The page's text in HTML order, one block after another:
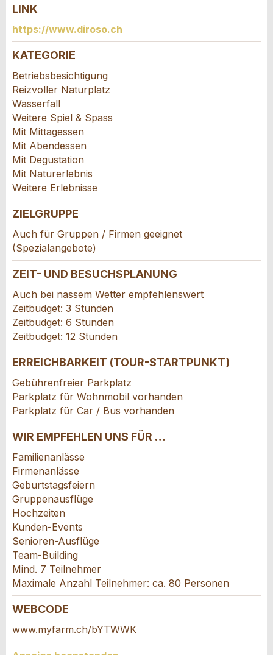
Kontakt
Verfassen Sie eine Nachricht für die
Kontaktpersonen dieser Anzeige.
Nachricht
* Eingabe erforderlich
Zur Qualitätssicherung wird eine Kopie der E-
Mail an guidle und Agrotourismus Schweiz
übermittelt.
NACHRICHT SENDEN
Schliessen
LINK
https://www.diroso.ch
KATEGORIE
Betriebsbesichtigung
Reizvoller Naturplatz
Wasserfall
Weitere Spiel & Spass
Mit Mittagessen
Mit Abendessen
Mit Degustation
Mit Naturerlebnis
Weitere Erlebnisse
ZIELGRUPPE
Auch für Gruppen / Firmen geeignet
(Spezialangebote)
ZEIT- UND BESUCHSPLANUNG
Auch bei nassem Wetter empfehlenswert
Zeitbudget: 3 Stunden
Zeitbudget: 6 Stunden
Zeitbudget: 12 Stunden
ERREICHBARKEIT (TOUR-STARTPUNKT)
Gebührenfreier Parkplatz
Parkplatz für Wohnmobil vorhanden
Parkplatz für Car / Bus vorhanden
WIR EMPFEHLEN UNS FÜR …
Familienanlässe
Firmenanlässe
Geburtstagsfeiern
Gruppenausflüge
Hochzeiten
Kunden-Events
Senioren-Ausflüge
Team-Building
Mind. 7 Teilnehmer
Maximale Anzahl Teilnehmer: ca. 80 Personen
WEBCODE
www.myfarm.ch/bYTWWK